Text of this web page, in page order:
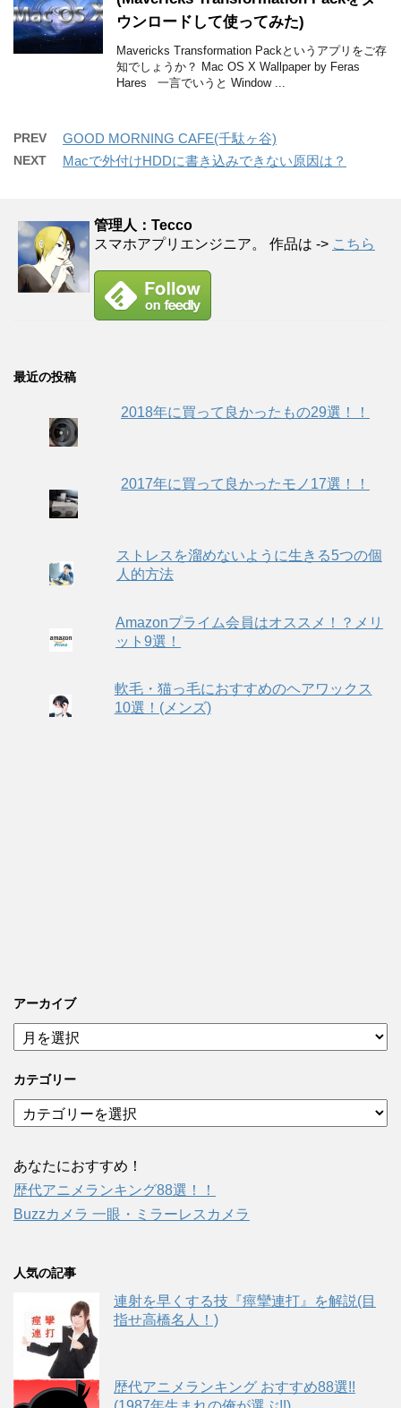
ウンロードして使ってみた)
Mavericks Transformation Packというアプリをご存
知でしょうか？ Mac OS X Wallpaper by Feras
Hares 一言でいうと Window ...
PREV GOOD MORNING CAFE(千駄ヶ谷)
NEXT Macで外付けHDDに書き込みできない原因は？
管理人：Tecco
スマホアプリエンジニア。 作品は -> こちら
最近の投稿
2018年に買って良かったもの29選！！
2017年に買って良かったモノ17選！！
ストレスを溜めないように生きる5つの個
人的方法
Amazonプライム会員はオススメ！？メリ
ット9選！
軟毛・猫っ毛におすすめのヘアワックス
10選！(メンズ)
アーカイブ
ア
ー
イ
カテゴリー
テ
リ
ー
あなたにおすすめ！
歴代アニメランキング88選！！
Buzzカメラ 一眼・ミラーレスカメラ
人気の記事
連射を早くする技『痙攣連打』を解説(目
指せ高橋名人！)
歴代アニメランキング おすすめ88選!!